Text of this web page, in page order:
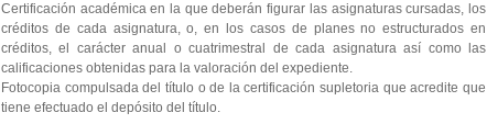
Certificación académica en la que deberán figurar las asignaturas cursadas, los
créditos de cada asignatura, o, en los casos de planes no estructurados en
créditos, el carácter anual o cuatrimestral de cada asignatura así como las
calificaciones obtenidas para la valoración del expediente.
Fotocopia compulsada del título o de la certificación supletoria que acredite que
tiene efectuado el depósito del título.